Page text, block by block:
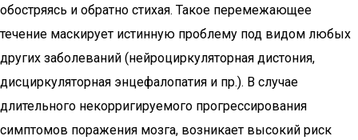
обостряясь и обратно стихая. Такое перемежающее
течение маскирует истинную проблему под видом любых
других заболеваний (нейроциркуляторная дистония,
дисциркуляторная энцефалопатия и пр.). В случае
длительного некорригируемого прогрессирования
симптомов поражения мозга, возникает высокий риск